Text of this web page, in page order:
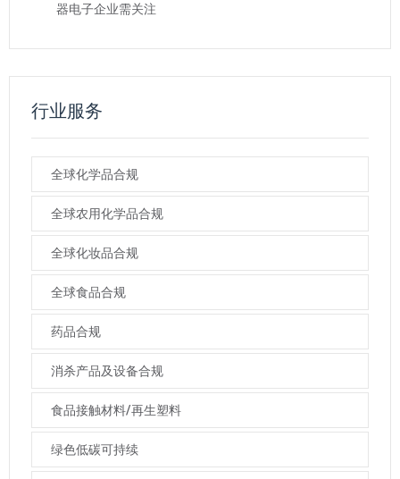
器电子企业需关注
行业服务
全球化学品合规
全球农用化学品合规
全球化妆品合规
全球食品合规
药品合规
消杀产品及设备合规
食品接触材料/再生塑料
绿色低碳可持续